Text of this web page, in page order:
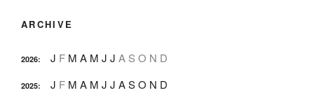
ARCHIVE
2026: J F M A M J J A S O N D
2025: J F M A M J J ASO N D